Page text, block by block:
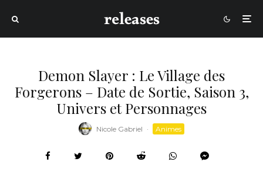
Demon Slayer : Le Village des
Forgerons – Date de Sortie, Saison 3,
Univers et Personnages
Nicole Gabriel · Animes